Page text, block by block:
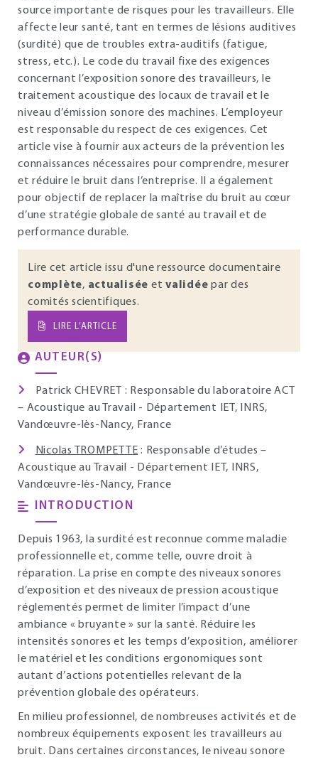
source importante de risques pour les travailleurs. Elle
affecte leur santé, tant en termes de lésions auditives
(surdité) que de troubles extra-auditifs (fatigue,
stress, etc.). Le code du travail fixe des exigences
concernant l’exposition sonore des travailleurs, le
traitement acoustique des locaux de travail et le
niveau d’émission sonore des machines. L’employeur
est responsable du respect de ces exigences. Cet
article vise à fournir aux acteurs de la prévention les
connaissances nécessaires pour comprendre, mesurer
et réduire le bruit dans l’entreprise. Il a également
pour objectif de replacer la maîtrise du bruit au cœur
d’une stratégie globale de santé au travail et de
performance durable.
Lire cet article issu d'une ressource documentaire
complète, actualisée et validée par des
comités scientifiques.
LIRE L’ARTICLE
AUTEUR(S)
Patrick CHEVRET : Responsable du laboratoire ACT
– Acoustique au Travail - Département IET, INRS,
Vandœuvre-lès-Nancy, France
Nicolas TROMPETTE : Responsable d’études –
Acoustique au Travail - Département IET, INRS,
Vandœuvre-lès-Nancy, France
INTRODUCTION
Depuis 1963, la surdité est reconnue comme maladie
professionnelle et, comme telle, ouvre droit à
réparation. La prise en compte des niveaux sonores
d’exposition et des niveaux de pression acoustique
réglementés permet de limiter l’impact d’une
ambiance « bruyante » sur la santé. Réduire les
intensités sonores et les temps d’exposition, améliorer
le matériel et les conditions ergonomiques sont
autant d’actions potentielles relevant de la
prévention globale des opérateurs.
En milieu professionnel, de nombreuses activités et de
nombreux équipements exposent les travailleurs au
bruit. Dans certaines circonstances, le niveau sonore